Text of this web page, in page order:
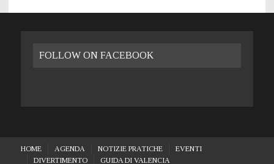
FOLLOW ON FACEBOOK
HOME AGENDA NOTIZIE PRATICHE
EVENTI
DIVERTIMENTO
GUIDA DI VALENCIA